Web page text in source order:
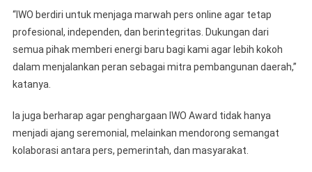
“IWO berdiri untuk menjaga marwah pers online agar tetap
profesional, independen, dan berintegritas. Dukungan dari
semua pihak memberi energi baru bagi kami agar lebih kokoh
dalam menjalankan peran sebagai mitra pembangunan daerah,”
katanya.
Ia juga berharap agar penghargaan IWO Award tidak hanya
menjadi ajang seremonial, melainkan mendorong semangat
kolaborasi antara pers, pemerintah, dan masyarakat.